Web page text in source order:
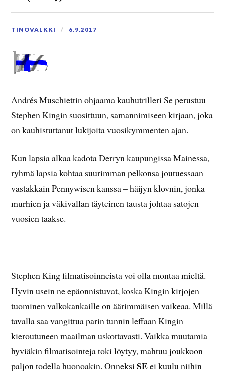
TINOVALKKI 6.9.2017
Andrés Muschiettin ohjaama kauhutrilleri Se perustuu
Stephen Kingin suosittuun, samannimiseen kirjaan, joka
on kauhistuttanut lukijoita vuosikymmenten ajan.
Kun lapsia alkaa kadota Derryn kaupungissa Mainessa,
ryhmä lapsia kohtaa suurimman pelkonsa joutuessaan
vastakkain Pennywisen kanssa – häijyn klovnin, jonka
murhien ja väkivallan täyteinen tausta johtaa satojen
vuosien taakse.
Stephen King filmatisoinneista voi olla montaa mieltä.
Hyvin usein ne epäonnistuvat, koska Kingin kirjojen
tuominen valkokankaille on äärimmäisen vaikeaa. Millä
tavalla saa vangittua parin tunnin leffaan Kingin
kieroutuneen maailman uskottavasti. Vaikka muutamia
hyviäkin filmatisointeja toki löytyy, mahtuu joukkoon
paljon todella huonoakin. OnneksiSEei kuulu niihin